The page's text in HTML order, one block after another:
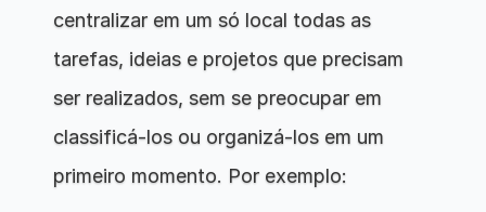
centralizar em um só local todas as
tarefas, ideias e projetos que precisam
ser realizados, sem se preocupar em
classificá-los ou organizá-los em um
primeiro momento. Por exemplo: